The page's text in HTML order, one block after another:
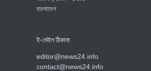
বাংলাদেশ
ই-মেইল ঠিকানা
editor@news24.info
contact@news24.info